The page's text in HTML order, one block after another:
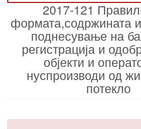
2017-121
формата,содржината
поднесување на
регистрација и
објекти и
нуспроизводи од
потекло